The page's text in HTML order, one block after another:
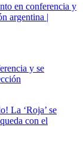
en conferencia y
argentina |
La ‘Roja’ se
con el